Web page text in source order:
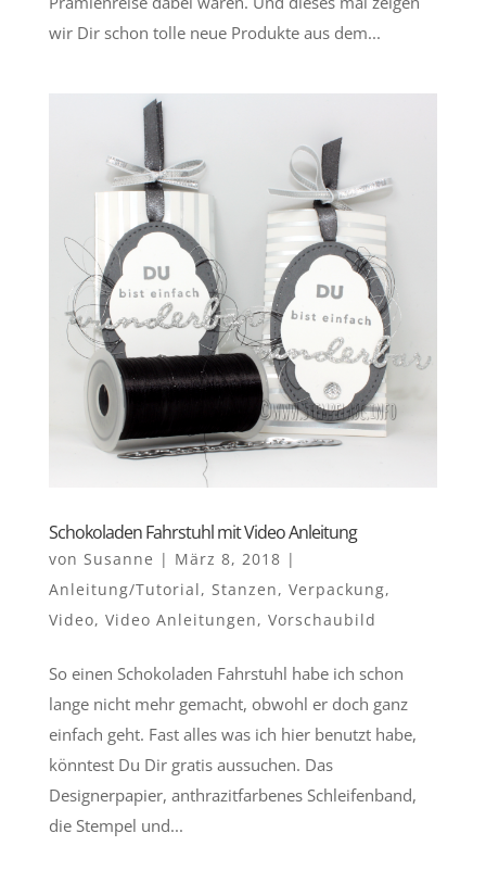
wir Dir schon tolle neue Produkte aus dem...
Schokoladen Fahrstuhl mit Video Anleitung
von Susanne | März 8, 2018 |
Anleitung/Tutorial, Stanzen, Verpackung,
Video, Video Anleitungen, Vorschaubild
So einen Schokoladen Fahrstuhl habe ich schon
lange nicht mehr gemacht, obwohl er doch ganz
einfach geht. Fast alles was ich hier benutzt habe,
könntest Du Dir gratis aussuchen. Das
Designerpapier, anthrazitfarbenes Schleifenband,
die Stempel und...